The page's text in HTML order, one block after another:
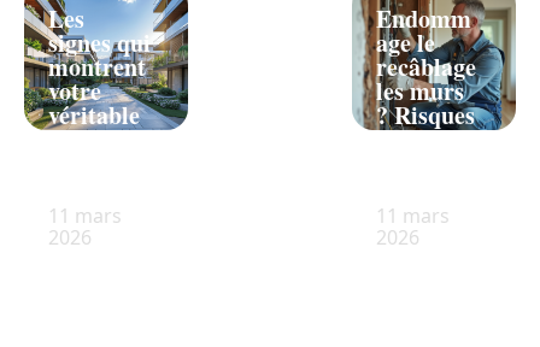
Les
signes qui
montrent
votre
véritable
statut en
11 mars
2026
Endomm
age le
recâblage
les murs
? Risques
et
11 mars
2026